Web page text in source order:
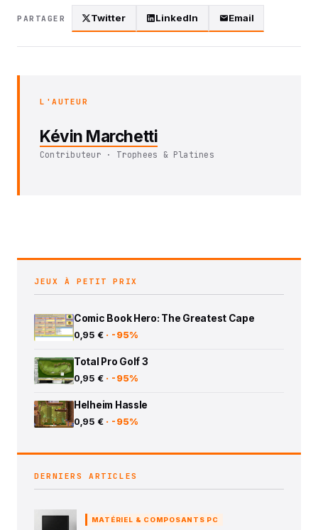
PARTAGER Twitter LinkedIn Email
L'AUTEUR
Kévin Marchetti
Contributeur · Trophees & Platines
JEUX À PETIT PRIX
Comic Book Hero: The Greatest Cape
0,95 € · -95%
Total Pro Golf 3
0,95 € · -95%
Helheim Hassle
0,95 € · -95%
DERNIERS ARTICLES
MATÉRIEL & COMPOSANTS PC